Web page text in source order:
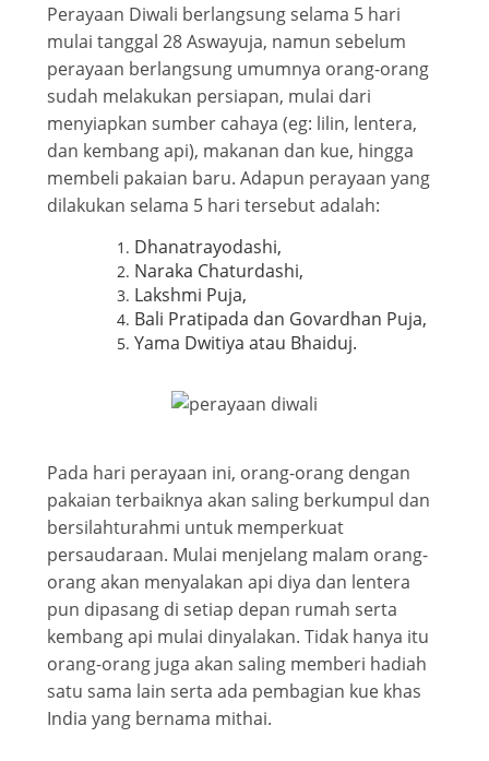
Perayaan Diwali berlangsung selama 5 hari
mulai tanggal 28 Aswayuja, namun sebelum
perayaan berlangsung umumnya orang-orang
sudah melakukan persiapan, mulai dari
menyiapkan sumber cahaya (eg: lilin, lentera,
dan kembang api), makanan dan kue, hingga
membeli pakaian baru. Adapun perayaan yang
dilakukan selama 5 hari tersebut adalah:
Dhanatrayodashi,
Naraka Chaturdashi,
Lakshmi Puja,
Bali Pratipada dan Govardhan Puja,
Yama Dwitiya atau Bhaiduj.
Pada hari perayaan ini, orang-orang dengan
pakaian terbaiknya akan saling berkumpul dan
bersilahturahmi untuk memperkuat
persaudaraan. Mulai menjelang malam orang-
orang akan menyalakan api diya dan lentera
pun dipasang di setiap depan rumah serta
kembang api mulai dinyalakan. Tidak hanya itu
orang-orang juga akan saling memberi hadiah
satu sama lain serta ada pembagian kue khas
India yang bernama mithai.